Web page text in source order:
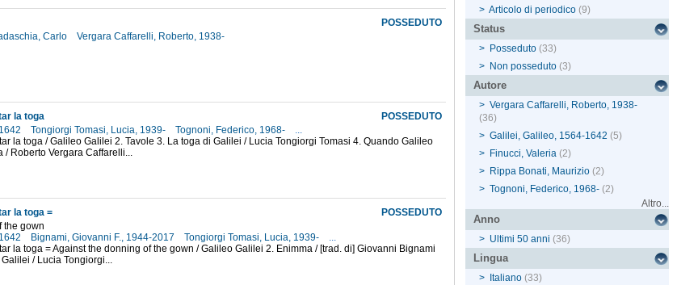
POSSEDUTO
Carlo
Vergara Caffarelli, Roberto, 1938-
POSSEDUTO
la toga
Tongiorgi Tomasi, Lucia, 1939- Tognoni, Federico, 1968-
...
la toga / Galileo Galilei 2. Tavole 3. La toga di Galilei / Lucia Tongiorgi Tomasi 4. Quando Galileo
/ Roberto Vergara Caffarelli...
POSSEDUTO
la toga =
the gown
Bignami, Giovanni F., 1944-2017 Tongiorgi Tomasi, Lucia, 1939-
...
la toga = Against the donning of the gown / Galileo Galilei 2. Enimma / [trad. di] Giovanni Bignami
/ Lucia Tongiorgi...
> Articolo di periodico (9)
Status
> Posseduto (33)
> Non posseduto (3)
Autore
> Vergara Caffarelli, Roberto, 1938-
(36)
> Galilei, Galileo, 1564-1642 (5)
> Finucci, Valeria (2)
> Rippa Bonati, Maurizio (2)
> Tognoni, Federico, 1968- (2)
Altro...
Anno
> Ultimi 50 anni (36)
Lingua
> Italiano (33)